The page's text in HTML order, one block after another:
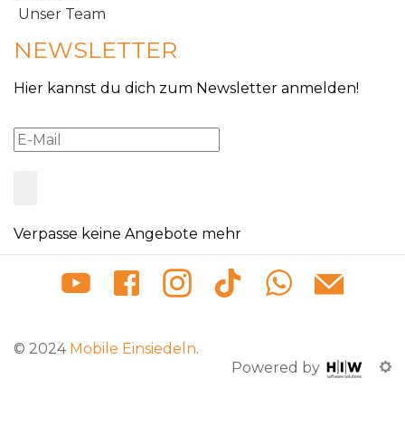
Unser Team
NEWSLETTER
Hier kannst du dich zum Newsletter anmelden!
Verpasse keine Angebote mehr
© 2024 Mobile Einsiedeln.
Powered by